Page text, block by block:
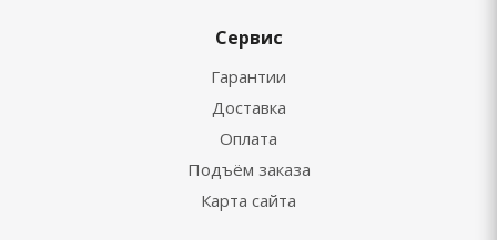
Сервис
Гарантии
Доставка
Оплата
Подъём заказа
Карта сайта